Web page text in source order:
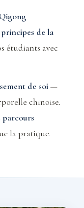
principes de la
étudiants avec
de soi—
chinoise.
parcours
la pratique.